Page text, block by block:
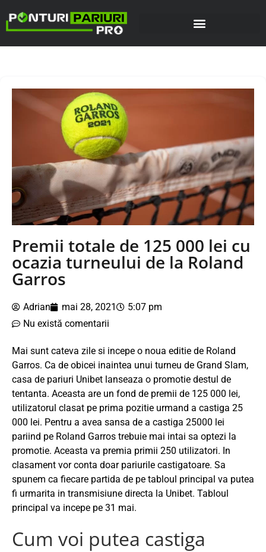
Premii totale de 125 000 lei cu
ocazia turneului de la Roland
Garros
Adrian mai 28, 2021
5:07 pm
Nu există comentarii
Mai sunt cateva zile si incepe o noua editie de Roland
Garros. Ca de obicei inaintea unui turneu de Grand Slam,
casa de pariuri Unibet lanseaza o promotie destul de
tentanta. Aceasta are un fond de premii de 125 000 lei,
utilizatorul clasat pe prima pozitie urmand a castiga 25
000 lei. Pentru a avea sansa de a castiga 25000 lei
pariind pe Roland Garros trebuie mai intai sa optezi la
promotie. Aceasta va premia primii 250 utilizatori. In
clasament vor conta doar pariurile castigatoare. Sa
spunem ca fiecare partida de pe tabloul principal va putea
fi urmarita in transmisiune directa la Unibet. Tabloul
principal va incepe pe 31 mai.
Cum voi putea castiga